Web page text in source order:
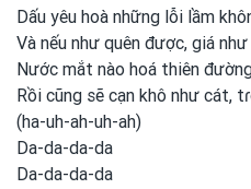
Dấu yêu hoà những lỗi lầm
Và nếu như quên được, giá
Nước mắt nào hoá thiên
Rồi cũng sẽ cạn khô như cát,
(ha-uh-ah-uh-ah)
Da-da-da-da
Da-da-da-da